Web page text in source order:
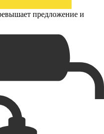
предложение и